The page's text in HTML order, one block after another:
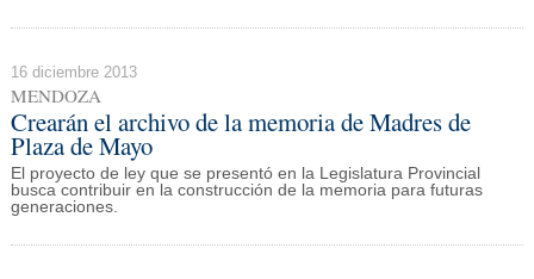
16 diciembre 2013
MENDOZA
Crearán el archivo de la memoria de Madres de
Plaza de Mayo
El proyecto de ley que se presentó en la Legislatura Provincial
busca contribuir en la construcción de la memoria para futuras
generaciones.